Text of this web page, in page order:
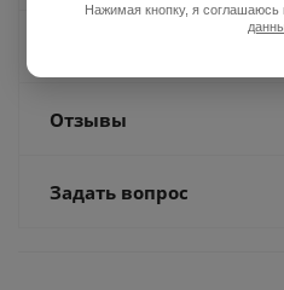
Отзывы
Задать вопрос
Нажимая кнопку, я соглашаюсь